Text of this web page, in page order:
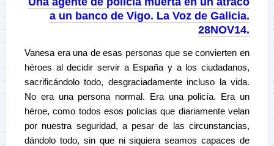
a un banco de Vigo. La Voz de Galicia.
28NOV14.
Vanesa era una de esas personas que se convierten en
héroes al decidir servir a España y a los ciudadanos,
sacrificándolo todo, desgraciadamente incluso la vida.
No era una persona normal. Era una policía. Era un
héroe, como todos esos policías que diariamente velan
por nuestra seguridad, a pesar de las circunstancias,
dándolo todo, sin que ni siquiera seamos capaces de